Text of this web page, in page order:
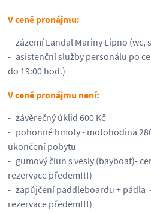
V ceně pronájmu:
zázemí Landal Mariny Lipno (wc,
asistenční služby personálu po
do 19:00 hod.)
V ceně pronájmu není:
závěrečný úklid 600 Kč
pohonné hmoty - motohodina
ukončení pobytu
gumový člun s vesly (bayboat)-
rezervace předem!!!)
zapůjčení paddleboardu + pádla
rezervace předem!!!)